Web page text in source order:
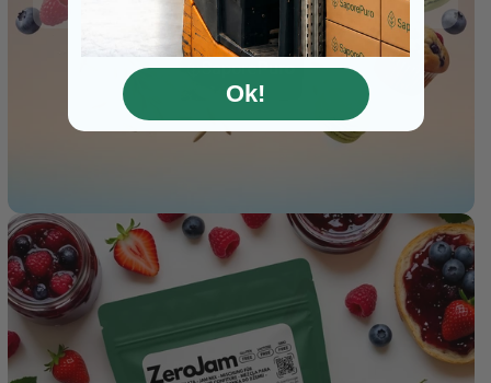
Ok!